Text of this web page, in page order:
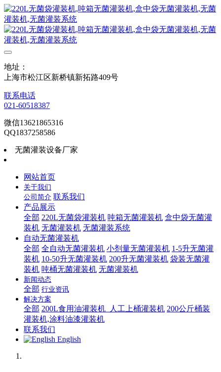
地址：
上海市松江区新桥镇新拓路409号
联系电话
021-60518387
微信13621865316
QQ1837258586
无菌灌装设备厂家
网站首页
关于我们
公司简介 联系我们
产品展示
全部 220L无菌袋灌装机 吨箱无菌灌装机 盒中袋无菌灌
装机 无菌灌装机 无菌灌装系统
自动无菌灌装机
全部 全自动无菌灌装机 小剂量无菌灌装机 1-5升无菌灌
装机 10-50升无菌灌装机 200升无菌灌装机 袋装无菌灌
装机 吨桶无菌灌装机 无菌灌装机
新闻动态
全部 行业资讯
解决方案
全部 200L食用油灌装机_人工上桶灌装机 200公斤桶装
灌装机,涂料油漆灌装机
联系我们
English